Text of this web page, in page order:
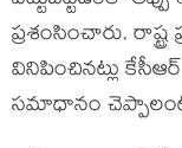
ప్రశంసించారు.
వినిపించినట్లు
సమాధానం